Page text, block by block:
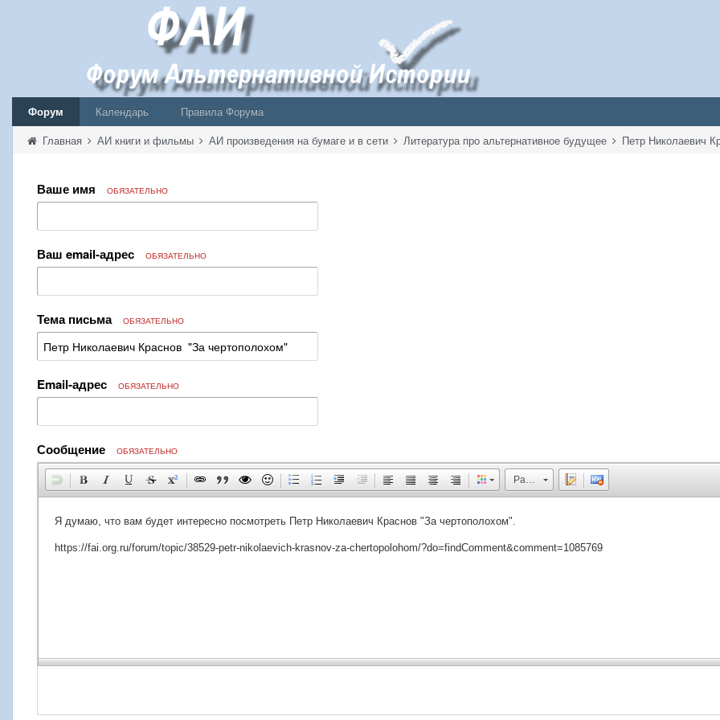
Форум Календарь
Правила Форума
Главная
АИ книги и фильмы АИ произведения на бумаге и в сети Литература про альтернативное будущее Петр Николаевич
Ваше имя ОБЯЗАТЕЛЬНО
Ваш email-адрес ОБЯЗАТЕЛЬНО
Тема письма ОБЯЗАТЕЛЬНО
Email-адрес ОБЯЗАТЕЛЬНО
Сообщение ОБЯЗАТЕЛЬНО
Размер